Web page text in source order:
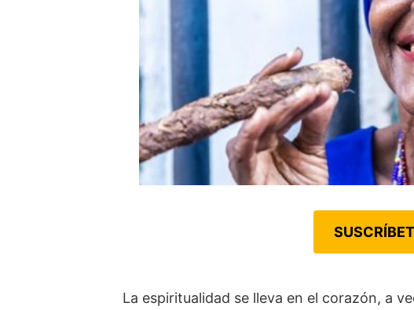
La espiritualidad se lleva en el corazón, a